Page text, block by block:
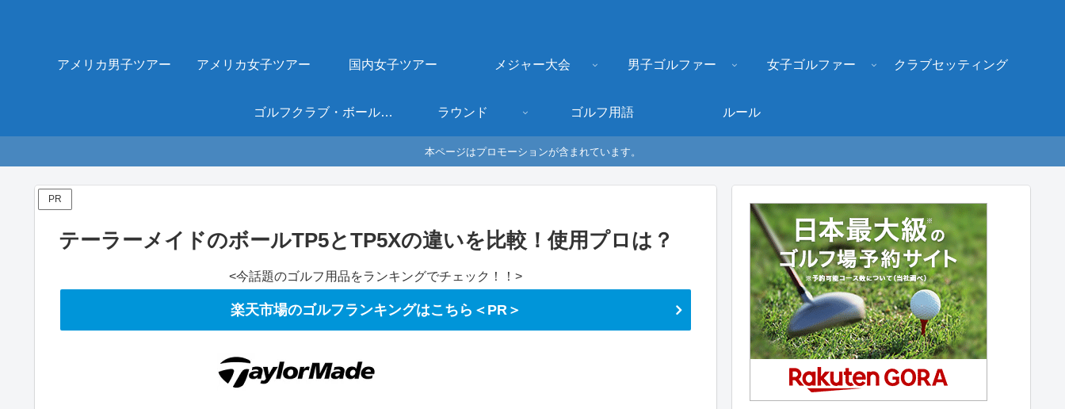
アメリカ男子ツアー アメリカ女子ツアー 国内女子ツアー メジャー大会 男子ゴルファー 女子ゴルファー クラブセッティング
ゴルフクラブ・ボールなどギア ラウンド ゴルフ用語 ルール
本ページはプロモーションが含まれています。
PR
テーラーメイドのボールTP5とTP5Xの違いを比較！使用プロは？
<今話題のゴルフ用品をランキングでチェック！！>
楽天市場のゴルフランキングはこちら＜PR＞